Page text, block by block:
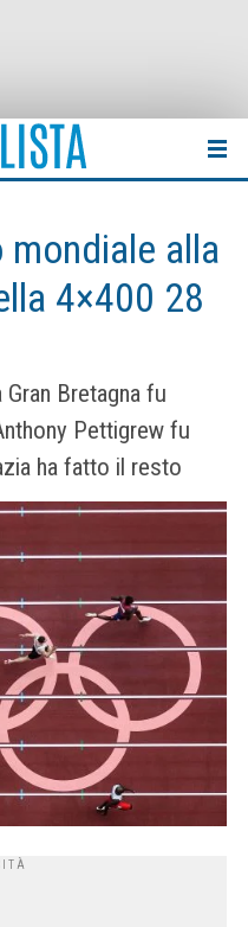
mondiale alla
4×400 28
Bretagna fu
Pettigrew fu
ha fatto il resto